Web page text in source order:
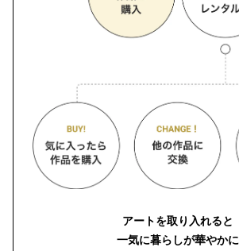
アートを取り入れると
一気に暮らしが華やかに